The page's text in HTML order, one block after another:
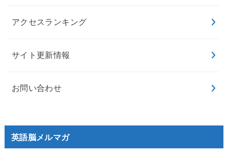
アクセスランキング
サイト更新情報
お問い合わせ
英語脳メルマガ